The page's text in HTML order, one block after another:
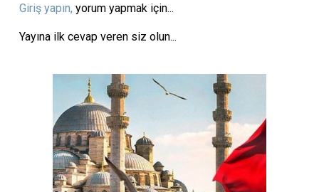
Giriş yapın, yorum yapmak için...
Yayına ilk cevap veren siz olun...